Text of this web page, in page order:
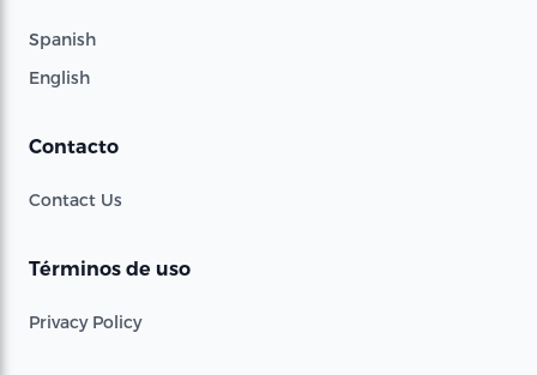
Spanish
English
Contacto
Contact Us
Términos de uso
Privacy Policy